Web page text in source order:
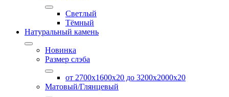
Светлый
Тёмный
Натуральный камень
Новинка
Размер слэба
от 2700х1600х20 до 3200x2000х20
Матовый/Глянцевый